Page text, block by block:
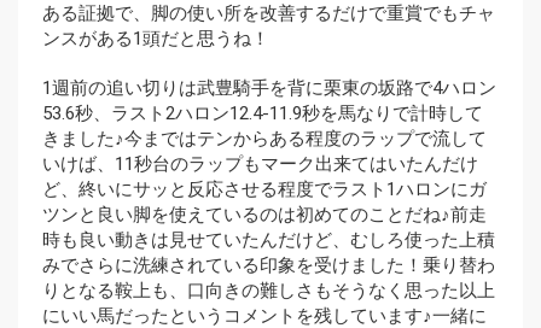
ある証拠で、脚の使い所を改善するだけで重賞でもチャ
ンスがある1頭だと思うね！
1週前の追い切りは武豊騎手を背に栗東の坂路で4ハロン
53.6秒、ラスト2ハロン12.4-11.9秒を馬なりで計時して
きました♪今まではテンからある程度のラップで流して
いけば、11秒台のラップもマーク出来てはいたんだけ
ど、終いにサッと反応させる程度でラスト1ハロンにガ
ツンと良い脚を使えているのは初めてのことだね♪前走
時も良い動きは見せていたんだけど、むしろ使った上積
みでさらに洗練されている印象を受けました！乗り替わ
りとなる鞍上も、口向きの難しさもそうなく思った以上
にいい馬だったというコメントを残しています♪一緒に